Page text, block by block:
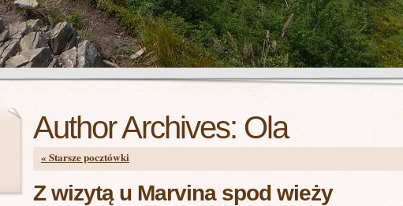
Author Archives: Ola
« Starsze pocztówki
Z wizytą u Marvina spod wieży